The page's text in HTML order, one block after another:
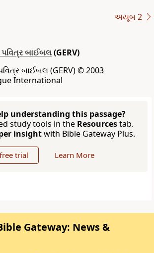
અયૂબ 2
બાઈબલ(GERV)
બાઈબલ (GERV) © 2003
International
understanding this passage?
study tools in the Resourcestab.
insightwith Bible Gateway Plus.
trial Learn More
Gateway: News &